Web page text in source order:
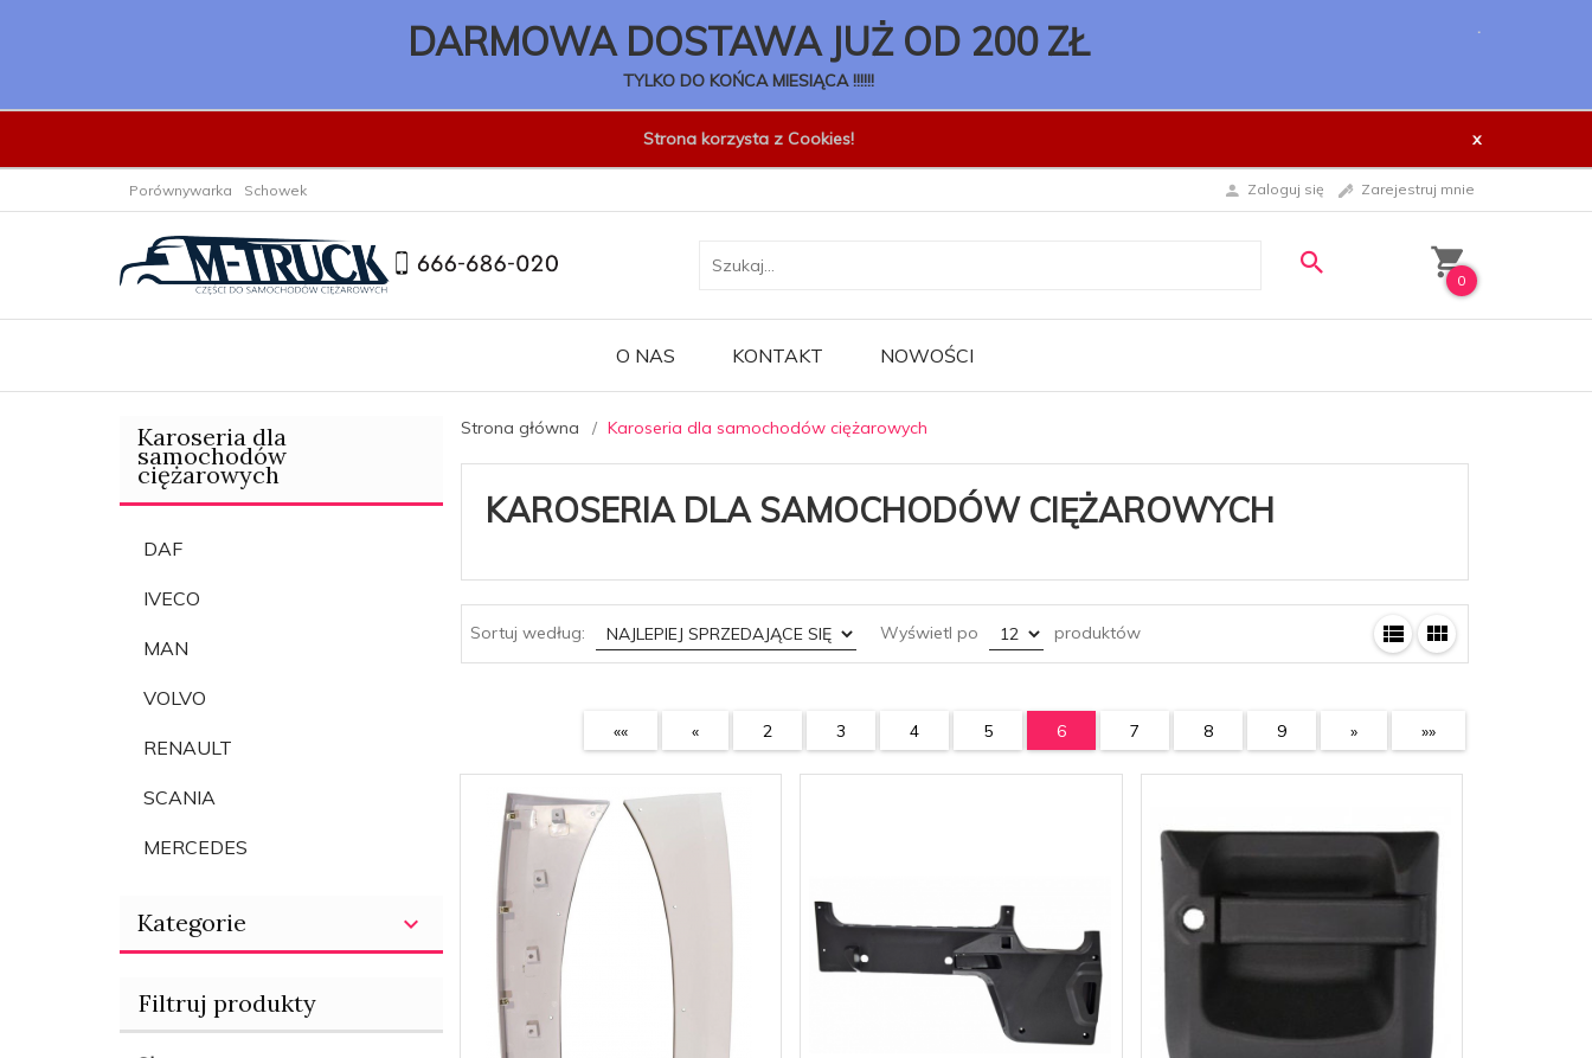
DARMOWA DOSTAWA JUŻ OD 200 ZŁ
TYLKO DO KOŃCA MIESIĄCA !!!!!!
.
Strona korzysta z Cookies! x
Porównywarka Schowek Zaloguj się Zarejestruj mnie
0
O NAS KONTAKT NOWOŚCI
Karoseria dla
samochodów
ciężarowych
DAF
IVECO
MAN
VOLVO
RENAULT
SCANIA
MERCEDES
Kategorie
Filtruj produkty
Strona główna Karoseria dla samochodów ciężarowych
KAROSERIA DLA SAMOCHODÓW CIĘŻAROWYCH
Sortuj według: sort Wyświetl po pop produktów
«« « 2 3 4 5 6 7 8 9 » »»